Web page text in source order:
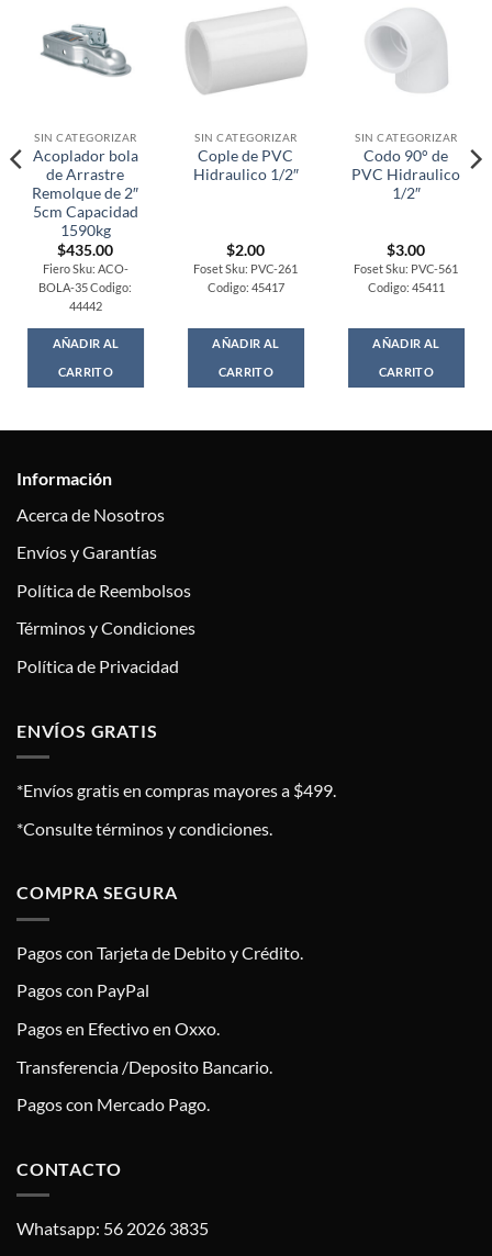
SIN CATEGORIZAR
Acoplador bola
de Arrastre
Remolque de 2″
5cm Capacidad
1590kg
$435.00
Fiero Sku: ACO-
BOLA-35 Codigo:
44442
AÑADIR AL
CARRITO
SIN CATEGORIZAR
Cople de PVC
Hidraulico 1/2″
$2.00
Foset Sku: PVC-261
Codigo: 45417
AÑADIR AL
CARRITO
SIN CATEGORIZAR
Codo 90° de
PVC Hidraulico
1/2″
$3.00
Foset Sku: PVC-561
Codigo: 45411
AÑADIR AL
CARRITO
Información
Acerca de Nosotros
Envíos y Garantías
Política de Reembolsos
Términos y Condiciones
Política de Privacidad
ENVÍOS GRATIS
*Envíos gratis en compras mayores a $499.
*Consulte términos y condiciones.
COMPRA SEGURA
Pagos con Tarjeta de Debito y Crédito.
Pagos con PayPal
Pagos en Efectivo en Oxxo.
Transferencia /Deposito Bancario.
Pagos con Mercado Pago.
CONTACTO
Whatsapp: 56 2026 3835